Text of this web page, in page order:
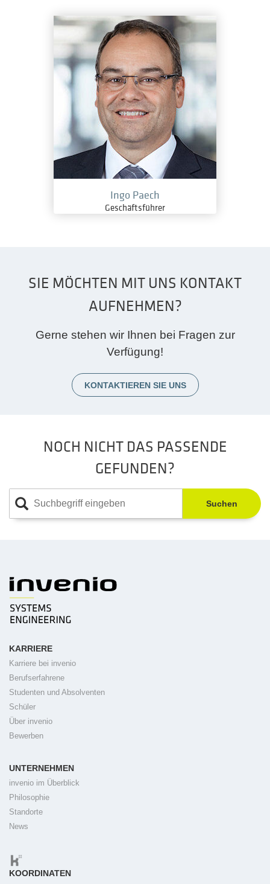
Ingo Paech
Geschäftsführer
SIE MÖCHTEN MIT UNS KONTAKT
AUFNEHMEN?
Gerne stehen wir Ihnen bei Fragen zur
Verfügung!
KONTAKTIEREN SIE UNS
NOCH NICHT DAS PASSENDE
GEFUNDEN?
Suchen
KARRIERE
Karriere bei invenio
Berufserfahrene
Studenten und Absolventen
Schüler
Über invenio
Bewerben
UNTERNEHMEN
invenio im Überblick
Philosophie
Standorte
News
KOORDINATEN